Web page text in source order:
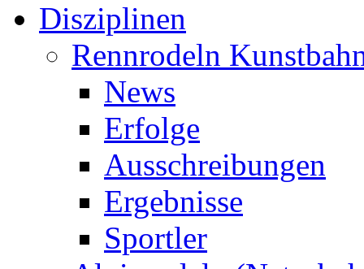
Disziplinen
Rennrodeln
News
Erfolge
Ausschreibungen
Ergebnisse
Sportler